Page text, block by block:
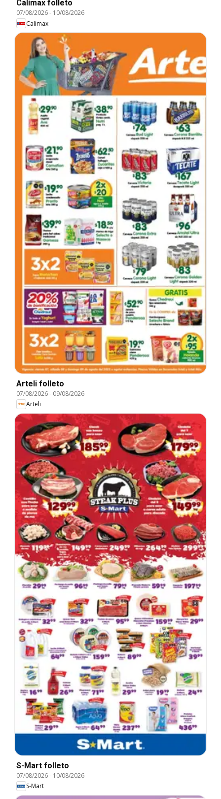
Calimax folleto
07/08/2026- 10/08/2026
Calimax
Arteli folleto
07/08/2026- 09/08/2026
Arteli
S-Mart folleto
07/08/2026- 10/08/2026
S-Mart